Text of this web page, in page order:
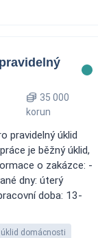
35 000
korun
pravidelný úklid
je běžný úklid,
o zakázce: -
dny: úterý
doba: 13-
úklid domácnosti